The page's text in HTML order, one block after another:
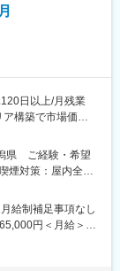
通常40％以上で
向／株式上場後は
数700社以上であ
業の最先端プロジ
ステム(ESS)が確
パスに関しても志
・請負マネジメン
日以上/月残業
構築で市場価値
業しやすい環境
成ができる環境
県 ご経験・希望
煙対策：屋内全面
給制補足事項なし
円＜月給＞